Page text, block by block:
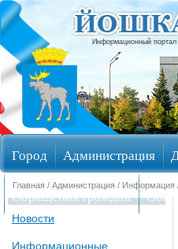
Информационный
Город Администрация
Обращения граждан
Главная / Администрация / Информация
Новости
Информационные